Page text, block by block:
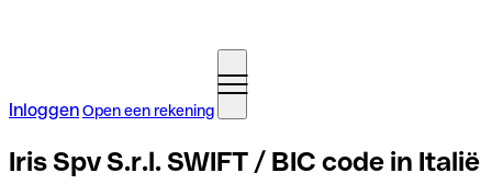
InloggenOpen een rekening
Iris Spv S.r.l. SWIFT / BIC code in Italië